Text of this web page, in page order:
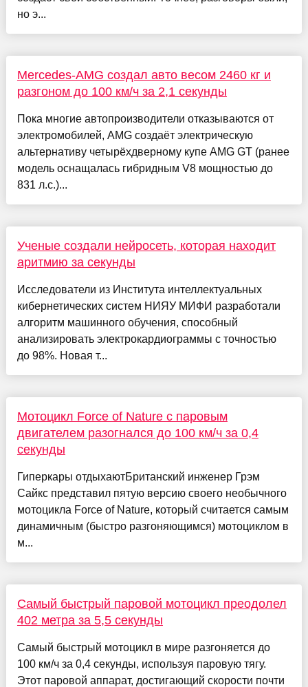
но э...
Mercedes-AMG создал авто весом 2460 кг и
разгоном до 100 км/ч за 2,1 секунды
Пока многие автопроизводители отказываются от
электромобилей, AMG создаёт электрическую
альтернативу четырёхдверному купе AMG GT (ранее
модель оснащалась гибридным V8 мощностью до
831 л.с.)...
Ученые создали нейросеть, которая находит
аритмию за секунды
Исследователи из Института интеллектуальных
кибернетических систем НИЯУ МИФИ разработали
алгоритм машинного обучения, способный
анализировать электрокардиограммы с точностью
до 98%. Новая т...
Мотоцикл Force of Nature с паровым
двигателем разогнался до 100 км/ч за 0,4
секунды
Гиперкары отдыхаютБританский инженер Грэм
Сайкс представил пятую версию своего необычного
мотоцикла Force of Nature, который считается самым
динамичным (быстро разгоняющимся) мотоциклом в
м...
Самый быстрый паровой мотоцикл преодолел
402 метра за 5,5 секунды
Самый быстрый мотоцикл в мире разгоняется до
100 км/ч за 0,4 секунды, используя паровую тягу.
Этот паровой аппарат, достигающий скорости почти